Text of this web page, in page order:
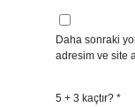
Daha sonraki
adresim ve site
5 + 3 kaçtır? *